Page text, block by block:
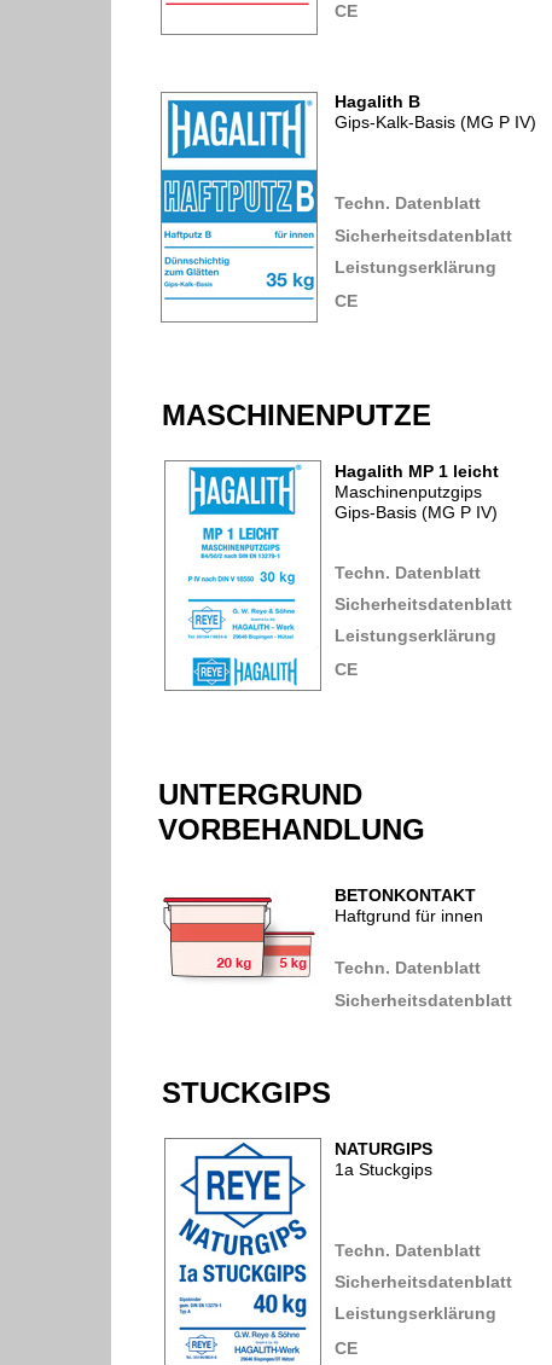
CE
Hagalith B
Gips-Kalk-Basis (MG P IV)
Techn. Datenblatt
Sicherheitsdatenblatt
Leistungserklärung
CE
MASCHINENPUTZE
Hagalith MP 1 leicht
Maschinenputzgips
Gips-Basis (MG P IV)
Techn. Datenblatt
Sicherheitsdatenblatt
Leistungserklärung
CE
UNTERGRUND
VORBEHANDLUNG
BETONKONTAKT
Haftgrund für innen
Techn. Datenblatt
Sicherheitsdatenblatt
STUCKGIPS
NATURGIPS
1a Stuckgips
Techn. Datenblatt
Sicherheitsdatenblatt
Leistungserklärung
CE